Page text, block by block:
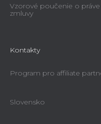
Vzorové poučenie o
zmluvy
Kontakty
Program pro affiliate
Slovensko